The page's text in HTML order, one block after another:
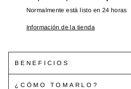
Normalmente está listo en 24 horas
Información de la tienda
BENEFICIOS
¿CÓMO TOMARLO?